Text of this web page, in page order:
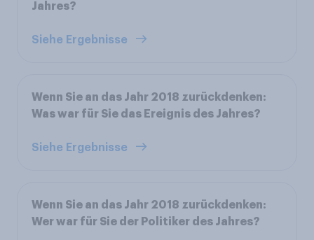
Jahres?
Siehe Ergebnisse
Wenn Sie an das Jahr 2018 zurückdenken:
Was war für Sie das Ereignis des Jahres?
Siehe Ergebnisse
Wenn Sie an das Jahr 2018 zurückdenken:
Wer war für Sie der Politiker des Jahres?